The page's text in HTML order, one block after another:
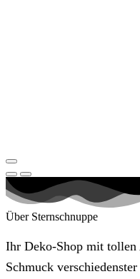
Über Sternschnuppe
Ihr Deko-Shop mit
Schmuck